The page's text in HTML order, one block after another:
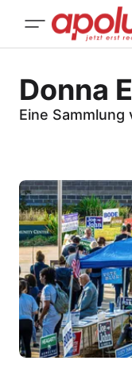
Donna
Eine Sammlung